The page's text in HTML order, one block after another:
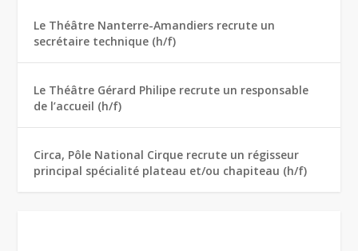
Le Théâtre Nanterre-Amandiers recrute un
secrétaire technique (h/f)
Le Théâtre Gérard Philipe recrute un responsable
de l’accueil (h/f)
Circa, Pôle National Cirque recrute un régisseur
principal spécialité plateau et/ou chapiteau (h/f)